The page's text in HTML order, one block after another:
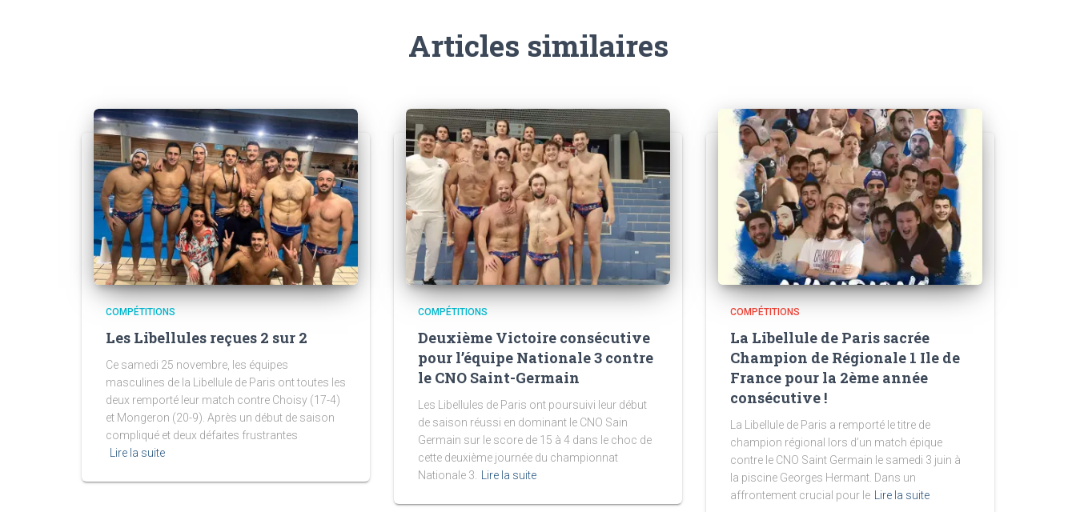
Articles similaires
COMPÉTITIONS
Les Libellules reçues 2 sur 2
Ce samedi 25 novembre, les équipes
masculines de la Libellule de Paris ont toutes les
deux remporté leur match contre Choisy (17-4)
et Mongeron (20-9). Après un début de saison
compliqué et deux défaites frustrantes
Lire la suite
COMPÉTITIONS
Deuxième Victoire consécutive
pour l’équipe Nationale 3 contre
le CNO Saint-Germain
Les Libellules de Paris ont poursuivi leur début
de saison réussi en dominant le CNO Sain
Germain sur le score de 15 à 4 dans le choc de
cette deuxième journée du championnat
Nationale 3. Lire la suite
COMPÉTITIONS
La Libellule de Paris sacrée
Champion de Régionale 1 Ile de
France pour la 2ème année
consécutive !
La Libellule de Paris a remporté le titre de
champion régional lors d’un match épique
contre le CNO Saint Germain le samedi 3 juin à
la piscine Georges Hermant. Dans un
affrontement crucial pour le Lire la suite